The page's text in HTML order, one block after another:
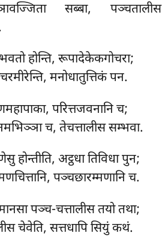
सब्बा, पञ्चतालीस
होन्ति, रूपादेकेकगोचरा;
मनोधातुत्तिकं पन.
परित्तजवनानि च;
च, तेचत्तालीस सम्भवा.
होन्तीति, अट्ठधा तिविधा पुन;
पञ्चछारम्मणानि च.
पञ्च-चत्तालीस तयो तथा;
चेवेति, सत्तधापि सियुं कथं.